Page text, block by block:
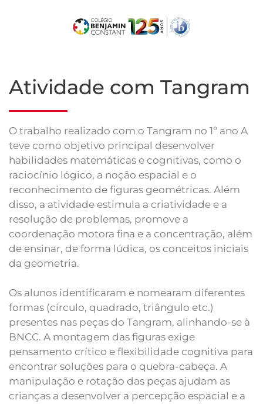
content
Atividade com Tangram
O trabalho realizado com o Tangram no 1º ano A
teve como objetivo principal desenvolver
habilidades matemáticas e cognitivas, como o
raciocínio lógico, a noção espacial e o
reconhecimento de figuras geométricas. Além
disso, a atividade estimula a criatividade e a
resolução de problemas, promove a
coordenação motora fina e a concentração, além
de ensinar, de forma lúdica, os conceitos iniciais
da geometria.
Os alunos identificaram e nomearam diferentes
formas (círculo, quadrado, triângulo etc.)
presentes nas peças do Tangram, alinhando-se à
BNCC. A montagem das figuras exige
pensamento crítico e flexibilidade cognitiva para
encontrar soluções para o quebra-cabeça. A
manipulação e rotação das peças ajudam as
crianças a desenvolver a percepção espacial e a